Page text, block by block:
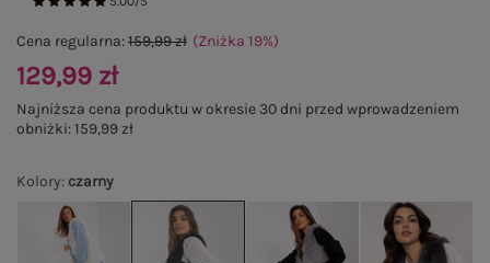
Kolory: czarny
Cena regularna:159,99 zł (Zniżka 19%)
129,99 zł
Najniższa cena produktu w okresie 30 dni przed wprowadzeniem
obniżki:159,99 zł